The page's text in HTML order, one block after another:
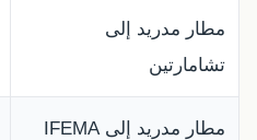
مطار مدريد إلى
تشامارتين
مطار مدريد إلى IFEMA